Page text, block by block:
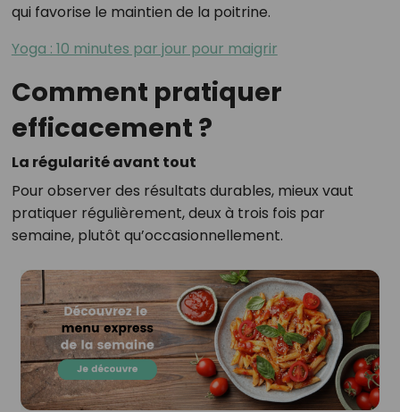
qui favorise le maintien de la poitrine.
Yoga : 10 minutes par jour pour maigrir
Comment pratiquer
efficacement ?
La régularité avant tout
Pour observer des résultats durables, mieux vaut
pratiquer régulièrement, deux à trois fois par
semaine, plutôt qu’occasionnellement.